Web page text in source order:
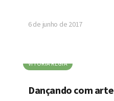
6 de junho de 2017
VITORIA RÉGIA
Dançando com arte